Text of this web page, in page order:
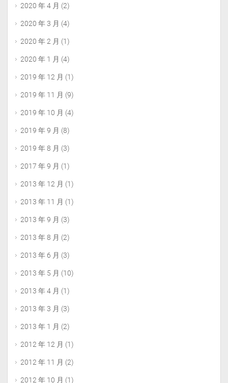
2020 年 4 月 (2)
2020 年 3 月 (4)
2020 年 2 月 (1)
2020 年 1 月 (4)
2019 年 12 月 (1)
2019 年 11 月 (9)
2019 年 10 月 (4)
2019 年 9 月 (8)
2019 年 8 月 (3)
2017 年 9 月 (1)
2013 年 12 月 (1)
2013 年 11 月 (1)
2013 年 9 月 (3)
2013 年 8 月 (2)
2013 年 6 月 (3)
2013 年 5 月 (10)
2013 年 4 月 (1)
2013 年 3 月 (3)
2013 年 1 月 (2)
2012 年 12 月 (1)
2012 年 11 月 (2)
2012 年 10 月 (1)